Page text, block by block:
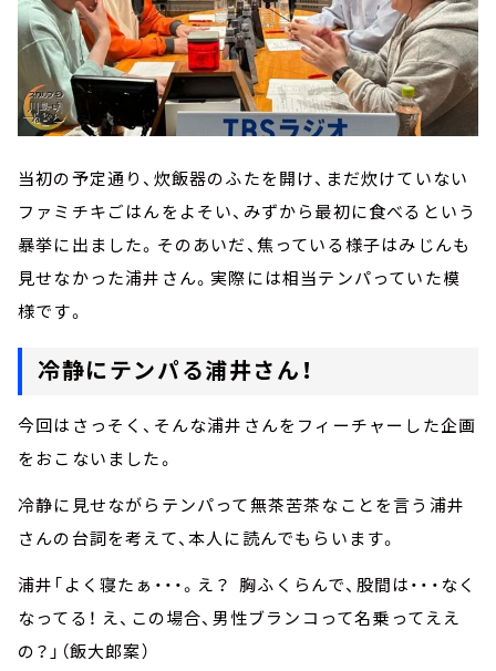
当初の予定通り、炊飯器のふたを開け、まだ炊けていない
ファミチキごはんをよそい、みずから最初に食べるという
暴挙に出ました。そのあいだ、焦っている様子はみじんも
見せなかった浦井さん。実際には相当テンパっていた模
様です。
冷静にテンパる浦井さん！
今回はさっそく、そんな浦井さんをフィーチャーした企画
をおこないました。
冷静に見せながらテンパって無茶苦茶なことを言う浦井
さんの台詞を考えて、本人に読んでもらいます。
浦井「よく寝たぁ・・・。え？ 胸ふくらんで、股間は・・・なく
なってる！ え、この場合、男性ブランコって名乗ってええ
の？」（飯大郎案）